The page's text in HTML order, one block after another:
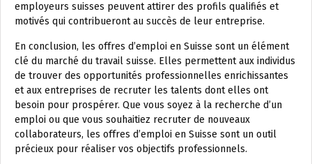
employeurs suisses peuvent attirer des profils qualifiés et
motivés qui contribueront au succès de leur entreprise.
En conclusion, les offres d’emploi en Suisse sont un élément
clé du marché du travail suisse. Elles permettent aux individus
de trouver des opportunités professionnelles enrichissantes
et aux entreprises de recruter les talents dont elles ont
besoin pour prospérer. Que vous soyez à la recherche d’un
emploi ou que vous souhaitiez recruter de nouveaux
collaborateurs, les offres d’emploi en Suisse sont un outil
précieux pour réaliser vos objectifs professionnels.